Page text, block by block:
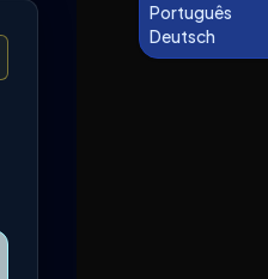
Português
Deutsch